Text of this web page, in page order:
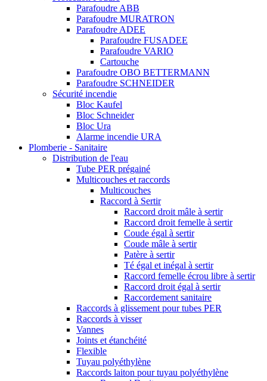
Parafoudre ABB
Parafoudre MURATRON
Parafoudre ADEE
Parafoudre FUSADEE
Parafoudre VARIO
Cartouche
Parafoudre OBO BETTERMANN
Parafoudre SCHNEIDER
Sécurité incendie
Bloc Kaufel
Bloc Schneider
Bloc Ura
Alarme incendie URA
Plomberie - Sanitaire
Distribution de l'eau
Tube PER prégainé
Multicouches et raccords
Multicouches
Raccord à Sertir
Raccord droit mâle à sertir
Raccord droit femelle à sertir
Coude égal à sertir
Coude mâle à sertir
Patère à sertir
Té égal et inégal à sertir
Raccord femelle écrou libre à sertir
Raccord droit égal à sertir
Raccordement sanitaire
Raccords à glissement pour tubes PER
Raccords à visser
Vannes
Joints et étanchéité
Flexible
Tuyau polyéthylène
Raccords laiton pour tuyau polyéthylène